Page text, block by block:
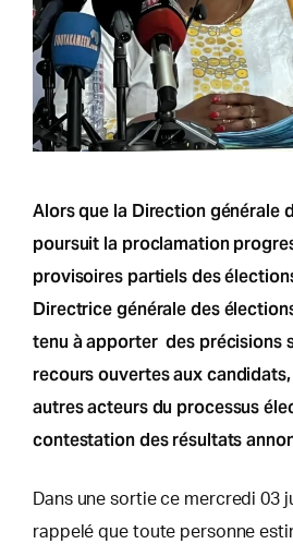
Alors que la Direction générale
poursuit la proclamation
provisoires partiels des
Directrice générale des
tenu à apporter des précisions
recours ouvertes aux
autres acteurs du processus
contestation des résultats
Dans une sortie ce mercredi 03
rappelé que toute personne